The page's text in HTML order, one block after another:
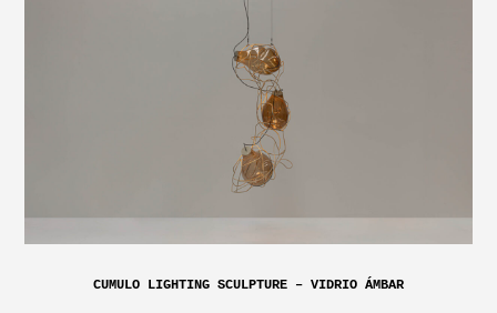
CUMULO LIGHTING SCULPTURE – VIDRIO ÁMBAR